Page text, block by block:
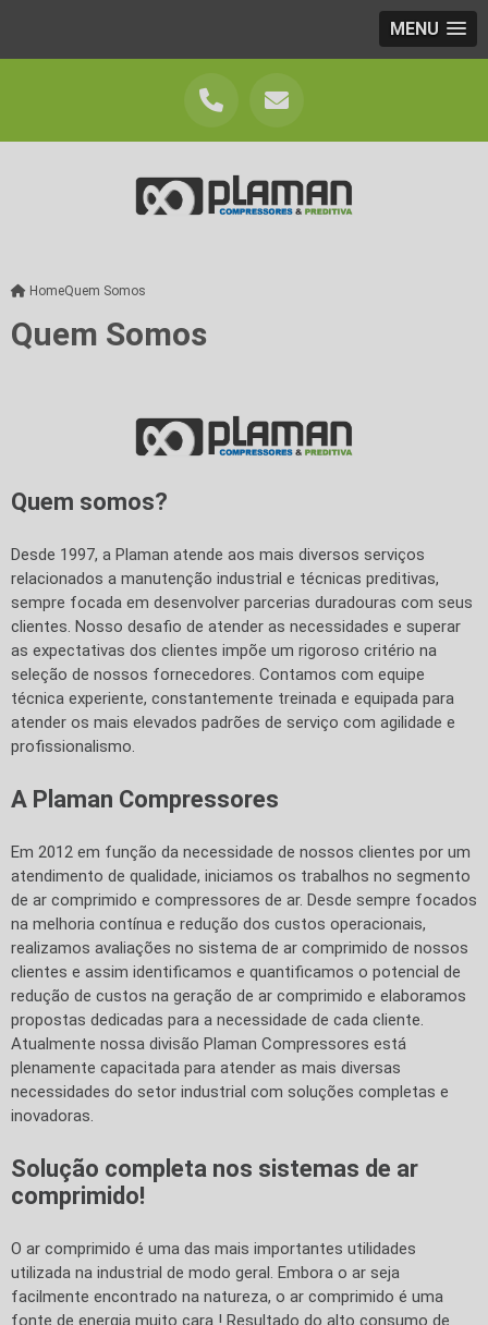
MENU
HomeQuem Somos
Quem Somos
Quem somos?
Desde 1997, a Plaman atende aos mais diversos serviços
relacionados a manutenção industrial e técnicas preditivas,
sempre focada em desenvolver parcerias duradouras com seus
clientes. Nosso desafio de atender as necessidades e superar
as expectativas dos clientes impõe um rigoroso critério na
seleção de nossos fornecedores. Contamos com equipe
técnica experiente, constantemente treinada e equipada para
atender os mais elevados padrões de serviço com agilidade e
profissionalismo.
A Plaman Compressores
Em 2012 em função da necessidade de nossos clientes por um
atendimento de qualidade, iniciamos os trabalhos no segmento
de ar comprimido e compressores de ar. Desde sempre focados
na melhoria contínua e redução dos custos operacionais,
realizamos avaliações no sistema de ar comprimido de nossos
clientes e assim identificamos e quantificamos o potencial de
redução de custos na geração de ar comprimido e elaboramos
propostas dedicadas para a necessidade de cada cliente.
Atualmente nossa divisão Plaman Compressores está
plenamente capacitada para atender as mais diversas
necessidades do setor industrial com soluções completas e
inovadoras.
Solução completa nos sistemas de ar
comprimido!
O ar comprimido é uma das mais importantes utilidades
utilizada na industrial de modo geral. Embora o ar seja
facilmente encontrado na natureza, o ar comprimido é uma
fonte de energia muito cara ! Resultado do alto consumo de